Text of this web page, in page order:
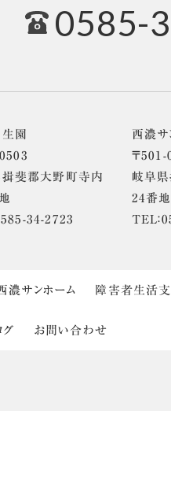
0585-
園
斐郡大野町寺内
34-2723
西濃サ
〒501-
岐阜
24番地
TEL：
濃サンホーム 障害者生活支
グ お問い合わせ